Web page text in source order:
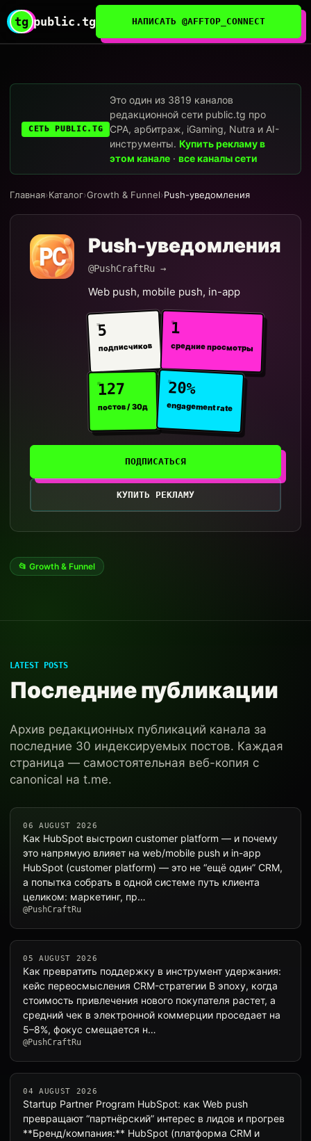
tg public.tg НАПИСАТЬ @AFFTOP_CONNECT
СЕТЬ PUBLIC.TG
Это один из 3819 каналов
редакционной сети public.tg про
CPA, арбитраж, iGaming, Nutra и AI-
инструменты.Купить рекламу в
этом канале ·все каналы сети
Главная›Каталог›Growth & Funnel›Push-уведомления
Push-уведомления
@PushCraftRu →
Web push, mobile push, in-app
5
подписчиков
1
средние просмотры
127
постов / 30д
20%
engagement rate
ПОДПИСАТЬСЯ
КУПИТЬ РЕКЛАМУ
📂 Growth & Funnel
LATEST POSTS
Последние публикации
Архив редакционных публикаций канала за
последние 30 индексируемых постов. Каждая
страница — самостоятельная веб-копия с
canonical на t.me.
06 AUGUST 2026
Как HubSpot выстроил customer platform — и почему
это напрямую влияет на web/mobile push и in-app
HubSpot (customer platform) — это не “ещё один” CRM,
а попытка собрать в одной системе путь клиента
целиком: маркетинг, пр…
@PushCraftRu
05 AUGUST 2026
Как превратить поддержку в инструмент удержания:
кейс переосмысления CRM-стратегии В эпоху, когда
стоимость привлечения нового покупателя растет, а
средний чек в электронной коммерции проседает на
5–8%, фокус смещается н…
@PushCraftRu
04 AUGUST 2026
Startup Partner Program HubSpot: как Web push
превращают “партнёрский” интерес в лидов и прогрев
**Бренд/компания:** HubSpot (платформа CRM и